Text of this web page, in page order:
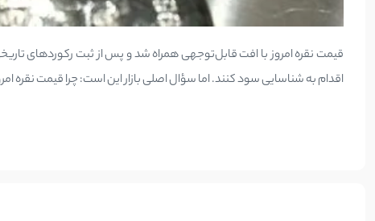
قیمت نقره امروز با افت قابل‌توجهی همراه شد و پس از ثبت رکوردهای
اقدام به شناسایی سود کنند. اما سؤال اصلی بازار این است: چرا قیمت نقره